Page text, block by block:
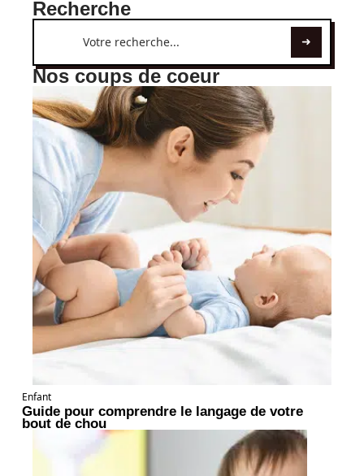
Recherche
Nos coups de coeur
Enfant
Guide pour comprendre le langage de votre
bout de chou